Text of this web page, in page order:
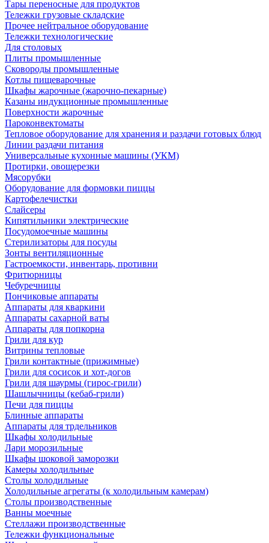
Тары переносные для продуктов
Тележки грузовые складские
Прочее нейтральное оборудование
Тележки технологические
Для столовых
Плиты промышленные
Сковороды промышленные
Котлы пищеварочные
Шкафы жарочные (жарочно-пекарные)
Казаны индукционные промышленные
Поверхности жарочные
Пароконвектоматы
Тепловое оборудование для хранения и раздачи готовых блюд
Линии раздачи питания
Универсальные кухонные машины (УКМ)
Протирки, овощерезки
Мясорубки
Оборудование для формовки пиццы
Картофелечистки
Слайсеры
Кипятильники электрические
Посудомоечные машины
Стерилизаторы для посуды
Зонты вентиляционные
Гастроемкости, инвентарь, противни
Фритюрницы
Чебуречницы
Пончиковые аппараты
Аппараты для кваркини
Аппараты сахарной ваты
Аппараты для попкорна
Грили для кур
Витрины тепловые
Грили контактные (прижимные)
Грили для сосисок и хот-догов
Грили для шаурмы (гирос-грили)
Шашлычницы (кебаб-грили)
Печи для пиццы
Блинные аппараты
Аппараты для трдельников
Шкафы холодильные
Лари морозильные
Шкафы шоковой заморозки
Камеры холодильные
Столы холодильные
Холодильные агрегаты (к холодильным камерам)
Столы производственные
Ванны моечные
Стеллажи производственные
Тележки функциональные